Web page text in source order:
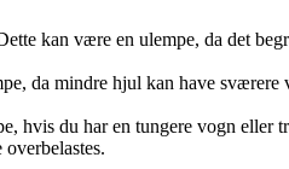
kan være en ulempe, da det
da mindre hjul kan have
hvis du har en tungere vogn eller